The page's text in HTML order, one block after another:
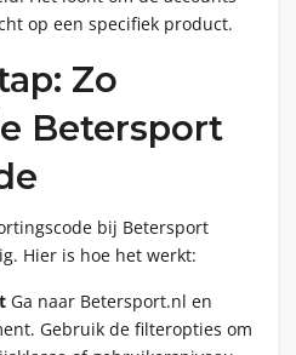
op een specifiek product.
Zo
Betersport
bij Betersport
Hier is hoe het werkt:
Ga naar Betersport.nl en
Gebruik de filteropties om